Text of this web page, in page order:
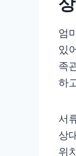
엄
있
족
하
서
상
위